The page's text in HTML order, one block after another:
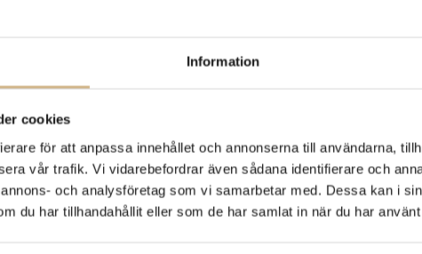
Information
cookies
för att anpassa innehållet och annonserna till användarna,
vår trafik. Vi vidarebefordrar även sådana identifierare och
och analysföretag som vi samarbetar med. Dessa kan i
du har tillhandahållit eller som de har samlat in när du har